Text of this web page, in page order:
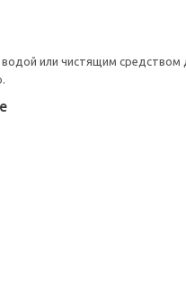
или чистящим средством